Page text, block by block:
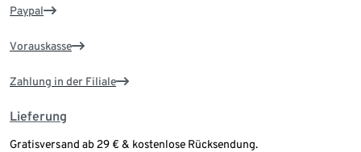
Paypal
Vorauskasse
Zahlung in der Filiale
Lieferung
Gratisversand ab 29 € & kostenlose Rücksendung.